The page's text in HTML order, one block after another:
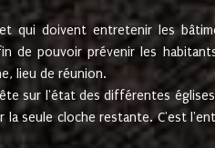
qui doivent entretenir les
de pouvoir prévenir les
lieu de réunion.
sur l'état des différentes
seule cloche restante. C'est